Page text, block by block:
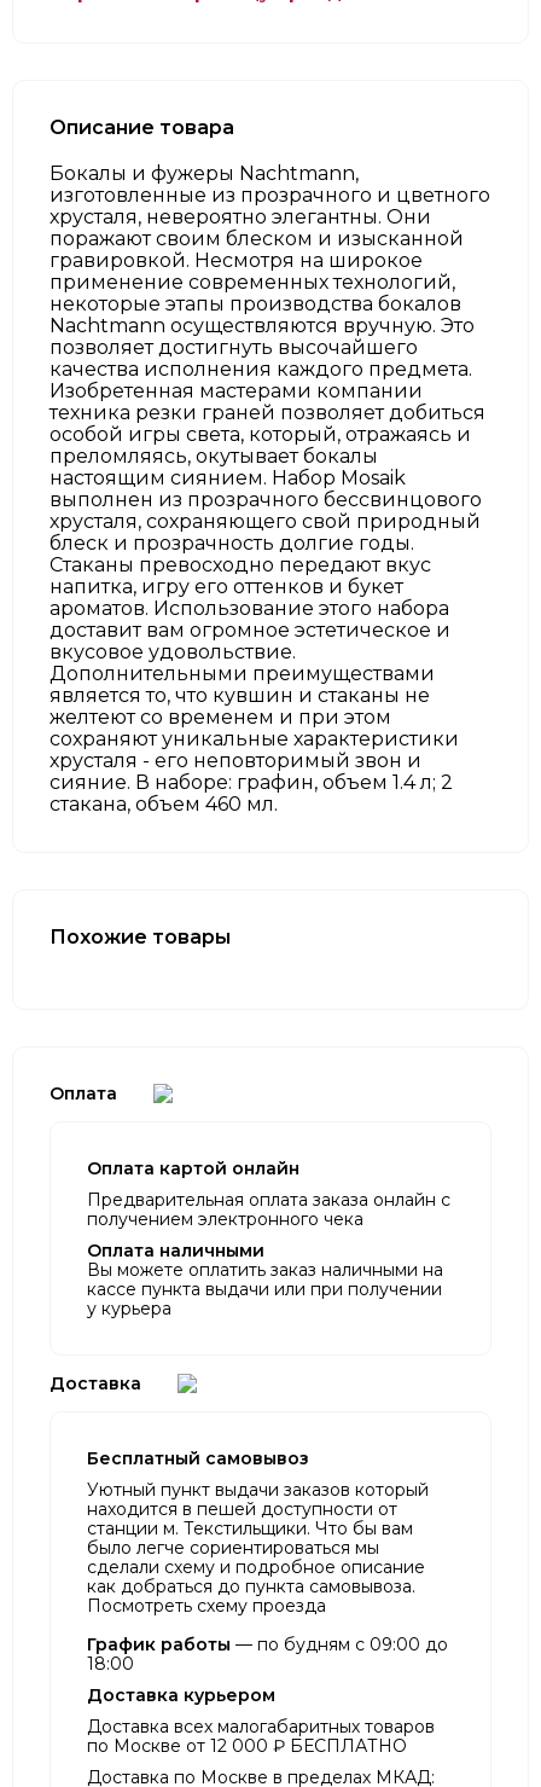
Описание товара
Бокалы и фужеры Nachtmann,
изготовленные из прозрачного и цветного
хрусталя, невероятно элегантны. Они
поражают своим блеском и изысканной
гравировкой. Несмотря на широкое
применение современных технологий,
некоторые этапы производства бокалов
Nachtmann осуществляются вручную. Это
позволяет достигнуть высочайшего
качества исполнения каждого предмета.
Изобретенная мастерами компании
техника резки граней позволяет добиться
особой игры света, который, отражаясь и
преломляясь, окутывает бокалы
настоящим сиянием. Набор Mosaik
выполнен из прозрачного бессвинцового
хрусталя, сохраняющего свой природный
блеск и прозрачность долгие годы.
Стаканы превосходно передают вкус
напитка, игру его оттенков и букет
ароматов. Использование этого набора
доставит вам огромное эстетическое и
вкусовое удовольствие.
Дополнительными преимуществами
является то, что кувшин и стаканы не
желтеют со временем и при этом
сохраняют уникальные характеристики
хрусталя - его неповторимый звон и
сияние. В наборе: графин, объем 1.4 л; 2
стакана, объем 460 мл.
Похожие товары
Оплата
Оплата картой онлайн
Предварительная оплата заказа онлайн с
получением электронного чека
Оплата наличными
Вы можете оплатить заказ наличными на
кассе пункта выдачи или при получении
у курьера
Доставка
Бесплатный самовывоз
Уютный пункт выдачи заказов который
находится в пешей доступности от
станции м. Текстильщики. Что бы вам
было легче сориентироваться мы
сделали схему и подробное описание
как добраться до пункта самовывоза.
Посмотреть схему проезда
График работы — по будням с 09:00 до
18:00
Доставка курьером
Доставка всех малогабаритных товаров
по Москве от 12 000 ₽ БЕСПЛАТНО
Доставка по Москве в пределах МКАД: